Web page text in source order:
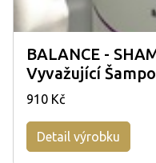
BALANCE -
Vyvažující
910 Kč
Detail výrobku